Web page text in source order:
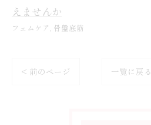
えませんか
フェムケア 骨盤底筋
< 前のページ 一覧に戻る